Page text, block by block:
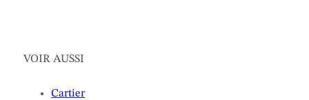
VOIR AUSSI
Cartier